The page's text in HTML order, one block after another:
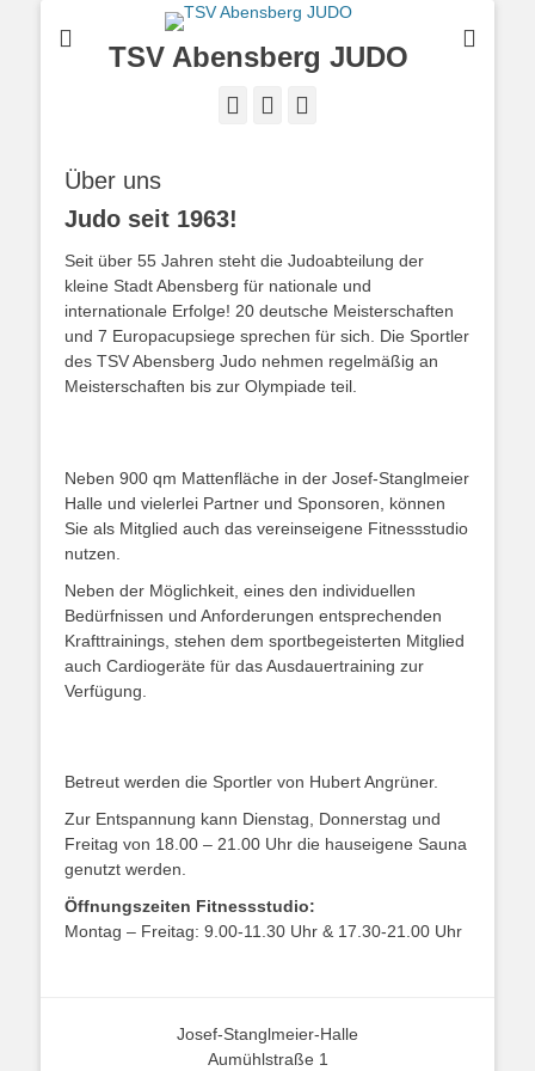
TSV Abensberg JUDO
FacebookInstagram
Über uns
Judo seit 1963!
Seit über 55 Jahren steht die Judoabteilung der
kleine Stadt Abensberg für nationale und
internationale Erfolge! 20 deutsche Meisterschaften
und 7 Europacupsiege sprechen für sich. Die Sportler
des TSV Abensberg Judo nehmen regelmäßig an
Meisterschaften bis zur Olympiade teil.
Neben 900 qm Mattenfläche in der Josef-Stanglmeier
Halle und vielerlei Partner und Sponsoren, können
Sie als Mitglied auch das vereinseigene Fitnessstudio
nutzen.
Neben der Möglichkeit, eines den individuellen
Bedürfnissen und Anforderungen entsprechenden
Krafttrainings, stehen dem sportbegeisterten Mitglied
auch Cardiogeräte für das Ausdauertraining zur
Verfügung.
Betreut werden die Sportler von Hubert Angrüner.
Zur Entspannung kann Dienstag, Donnerstag und
Freitag von 18.00 – 21.00 Uhr die hauseigene Sauna
genutzt werden.
Öffnungszeiten Fitnessstudio:
Montag – Freitag: 9.00-11.30 Uhr & 17.30-21.00 Uhr
Josef-Stanglmeier-Halle
Aumühlstraße 1